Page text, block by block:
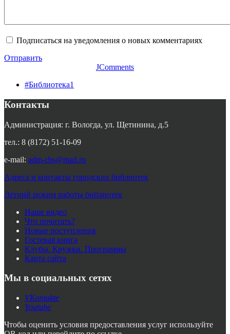
Подписаться на уведомления о новых комментариях
Отправить
JComments
#Библиотека1
Контакты
Администрация: г. Вологда, ул. Щетинина, д.5
тел.: 8 (8172) 51-16-09
e-mail: adm-cbs@mail.ru
Адреса и контакты городских библиотек
Летний режим работы библиотек
Наше видео
Что почитать?
Новые поступления
Гостевая книга
Клубы. Кружки. Программы
Карта сайта
Мы в социальных сетях
VKontakte
Youtube
Чтобы оценить условия предоставления услуг используйте